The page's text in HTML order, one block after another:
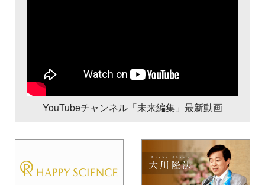
YouTubeチャンネル「未来編集」最新動画